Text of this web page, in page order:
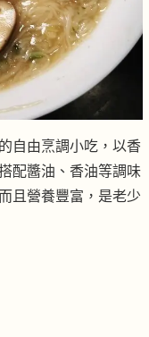
自由烹調小吃，以香
配醬油、香油等調味
且營養豐富，是老少